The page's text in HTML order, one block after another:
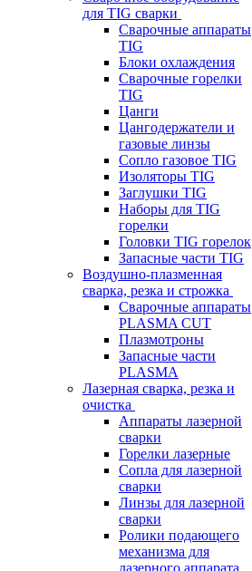
для TIG сварки
Сварочные аппараты
TIG
Блоки охлаждения
Сварочные горелки
TIG
Цанги
Цангодержатели и
газовые линзы
Сопло газовое TIG
Изоляторы TIG
Заглушки TIG
Наборы для TIG
горелки
Головки TIG горелок
Запасные части TIG
Воздушно-плазменная
сварка, резка и строжка
Сварочные аппараты
PLASMA CUT
Плазмотроны
Запасные части
PLASMA
Лазерная сварка, резка и
очистка
Аппараты лазерной
сварки
Горелки лазерные
Сопла для лазерной
сварки
Линзы для лазерной
сварки
Ролики подающего
механизма для
лазерного аппарата